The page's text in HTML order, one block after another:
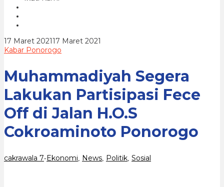
Jalan
H.O.S
17 Maret 202117 Maret 2021
Kabar Ponorogo
Muhammadiyah Segera
Lakukan Partisipasi Fece
Off di Jalan H.O.S
Cokroaminoto Ponorogo
cakrawala 7-Ekonomi News Politik Sosial